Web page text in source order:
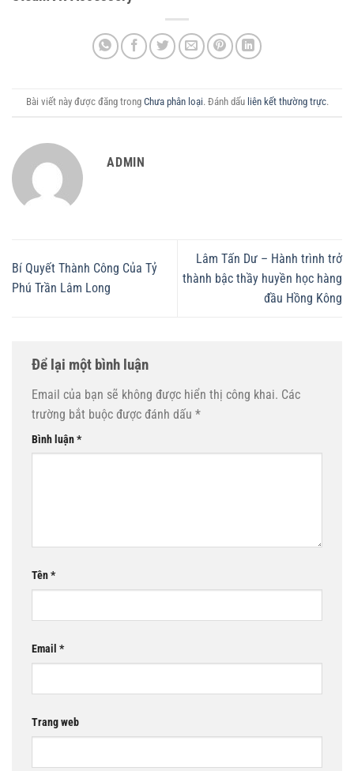
Bài viết này được đăng trong Chưa phân loại. Đánh dấu liên kết thường trực.
ADMIN
Bí Quyết Thành Công Của Tỷ
Phú Trần Lâm Long
Lâm Tấn Dư – Hành trình trở
thành bậc thầy huyền học hàng
đầu Hồng Kông
Để lại một bình luận
Email của bạn sẽ không được hiển thị công khai. Các
trường bắt buộc được đánh dấu *
Bình luận*
Tên*
Email *
Trang web